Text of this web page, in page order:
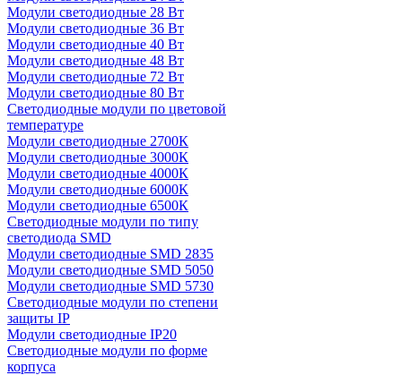
Модули светодиодные 28 Вт
Модули светодиодные 36 Вт
Модули светодиодные 40 Вт
Модули светодиодные 48 Вт
Модули светодиодные 72 Вт
Модули светодиодные 80 Вт
Светодиодные модули по цветовой
температуре
Модули светодиодные 2700К
Модули светодиодные 3000К
Модули светодиодные 4000К
Модули светодиодные 6000К
Модули светодиодные 6500К
Светодиодные модули по типу
светодиода SMD
Модули светодиодные SMD 2835
Модули светодиодные SMD 5050
Модули светодиодные SMD 5730
Светодиодные модули по степени
защиты IP
Модули светодиодные IP20
Светодиодные модули по форме
корпуса